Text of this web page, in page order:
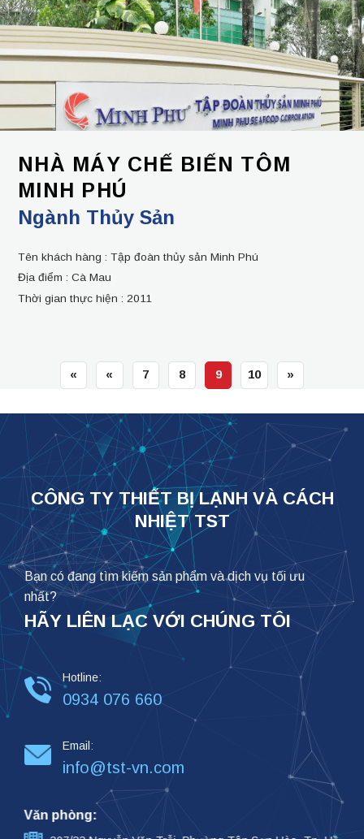
NHÀ MÁY CHẾ BIẾN TÔM
MINH PHÚ
Ngành Thủy Sản
Tên khách hàng : Tập đoàn thủy sản Minh Phú
Địa điểm : Cà Mau
Thời gian thực hiện : 2011
« « 7 8 9 10 »
CÔNG TY THIẾT BỊ LẠNH VÀ CÁCH
NHIỆT TST
Bạn có đang tìm kiếm sản phẩm và dịch vụ tối ưu
nhất?
HÃY LIÊN LẠC VỚI CHÚNG TÔI
Hotline:
0934 076 660
Email:
info@tst-vn.com
Văn phòng: